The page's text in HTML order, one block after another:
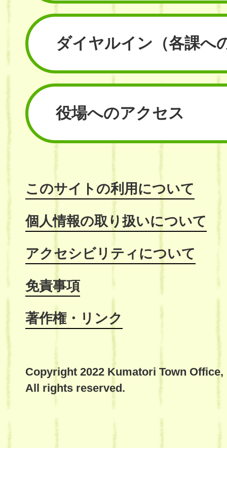
ダイヤルイン （各課へ
役場へのアクセス
このサイトの利用について
個人情報の取り扱いについて
アクセシビリティについて
免責事項
著作権・リンク
Copyright 2022 Kumatori Town Office,
All rights reserved.